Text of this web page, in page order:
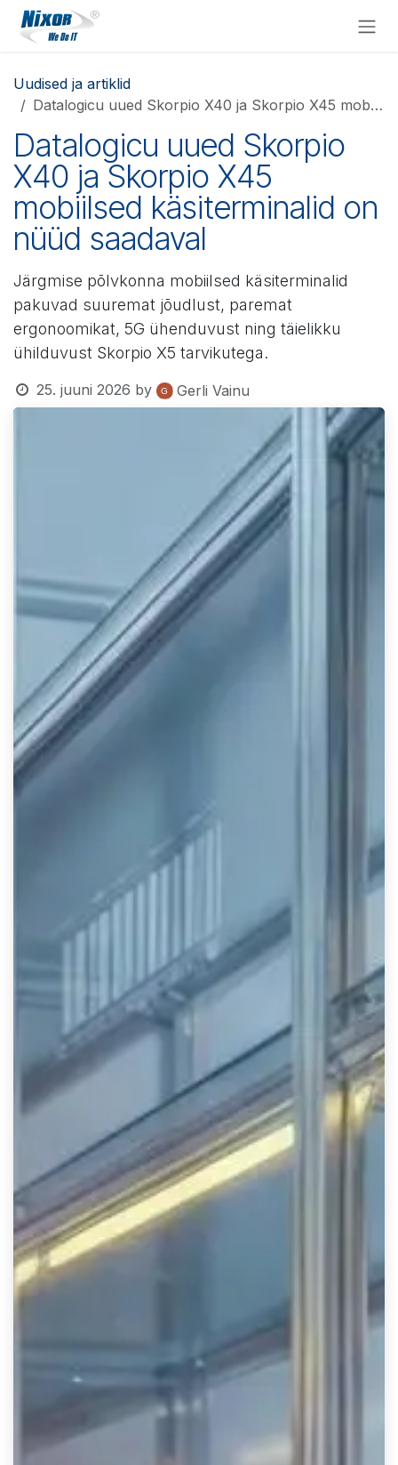
Skip to Content
Uudised ja artiklid
Datalogicu uued Skorpio X40 ja Skorpio X45 mobiilsed käsiterminalid on nüüd saadaval
Datalogicu uued Skorpio
X40 ja Skorpio X45
mobiilsed käsiterminalid on
nüüd saadaval
Järgmise põlvkonna mobiilsed käsiterminalid
pakuvad suuremat jõudlust, paremat
ergonoomikat, 5G ühenduvust ning täielikku
ühilduvust Skorpio X5 tarvikutega.
25. juuni 2026 by Gerli Vainu